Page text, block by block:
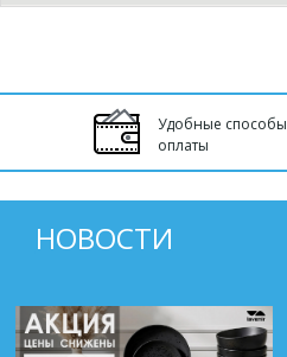
Удобные способы
оплаты
НОВОСТИ